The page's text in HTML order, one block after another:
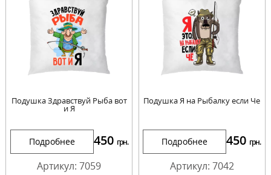
Подушка Здравствуй Рыба вот
и Я
Подробнее 450 грн.
Артикул: 7059
Подушка Я на Рыбалку если Че
Подробнее 450 грн.
Артикул: 7042